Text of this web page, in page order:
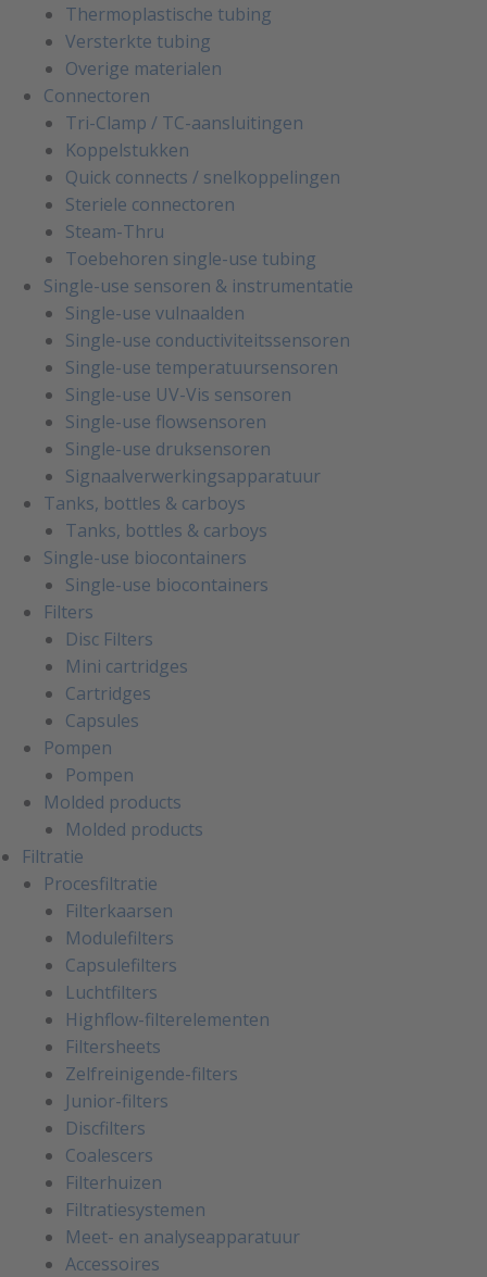
Thermoplastische tubing
Versterkte tubing
Overige materialen
Connectoren
Tri-Clamp / TC-aansluitingen
Koppelstukken
Quick connects / snelkoppelingen
Steriele connectoren
Steam-Thru
Toebehoren single-use tubing
Single-use sensoren & instrumentatie
Single-use vulnaalden
Single-use conductiviteitssensoren
Single-use temperatuursensoren
Single-use UV-Vis sensoren
Single-use flowsensoren
Single-use druksensoren
Signaalverwerkingsapparatuur
Tanks, bottles & carboys
Tanks, bottles & carboys
Single-use biocontainers
Single-use biocontainers
Filters
Disc Filters
Mini cartridges
Cartridges
Capsules
Pompen
Pompen
Molded products
Molded products
Filtratie
Procesfiltratie
Filterkaarsen
Modulefilters
Capsulefilters
Luchtfilters
Highflow-filterelementen
Filtersheets
Zelfreinigende-filters
Junior-filters
Discfilters
Coalescers
Filterhuizen
Filtratiesystemen
Meet- en analyseapparatuur
Accessoires